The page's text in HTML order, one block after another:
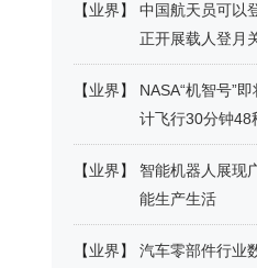
【业界】
中国航天员可以
正开展载人登月
【业界】
NASA“机智号”
计飞行30分钟48
【业界】
智能机器人展现
能生产生活
【业界】
汽车零部件行业